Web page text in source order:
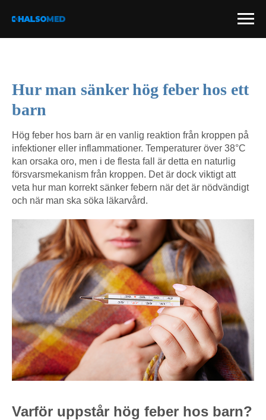
Hur man sänker hög feber hos ett
barn
Hög feber hos barn är en vanlig reaktion från kroppen på
infektioner eller inflammationer. Temperaturer över 38°C
kan orsaka oro, men i de flesta fall är detta en naturlig
försvarsmekanism från kroppen. Det är dock viktigt att
veta hur man korrekt sänker febern när det är nödvändigt
och när man ska söka läkarvård.
Varför uppstår hög feber hos barn?